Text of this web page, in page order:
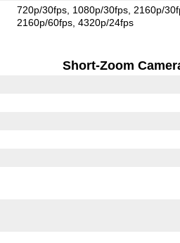
720p/30fps 1080p/30fps 2160p/
2160p/60fps 4320p/24fps
Short-Zoom